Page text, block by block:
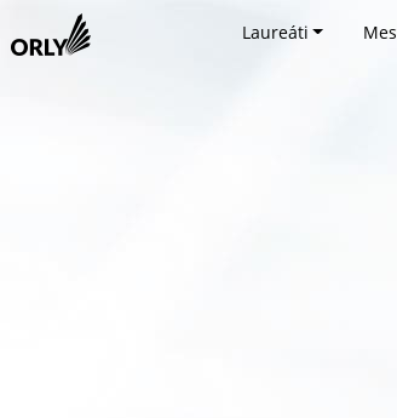
Laureáti